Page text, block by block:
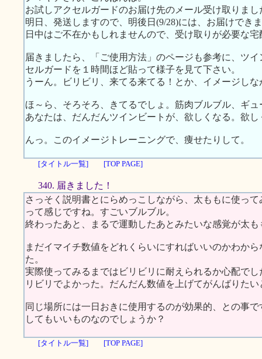
お試しアクセルガードのお届け先のメール受け取りま
明日、発送しますので、明後日(9/28)には、お届けでき
日中はご不在かもしれませんので、受け取りが必要な
届きましたら、「ご使用方法」のページも参考に、ツ
セルガードを１時間ほど貼って様子を見て下さい。
うーん。ビリビリ、来てる来てる！とか、イメージしな
ほ～ら、そろそろ、きてるでしょ。筋肉ブルブル、ギュ
あなたは、だんだんツインビートが、欲しくなる。欲
んっ。このイメージトレーニングで、痩せたりして。
[タイトル一覧] [TOP PAGE]
340. 届きました！
さっそく説明書とにらめっこしながら、太ももに使っ
って感じですね。すごいブルブル。
終わったあと、まるで運動したあとみたいな感覚が太
まだイマイチ数値をどれくらいにすればいいのかわか
た。
実際使ってみるまではビリビリに耐えられるか心配で
リビリでよかった。だんだん数値を上げてがんばりた
同じ場所には一日おきに使用するのが効果的、との事
してもいいものなのでしょうか？
[タイトル一覧] [TOP PAGE]